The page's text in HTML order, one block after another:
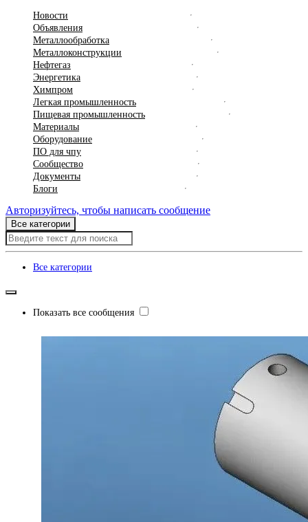
Новости
Объявления
Металлообработка
Металлоконструкции
Нефтегаз
Энергетика
Химпром
Легкая промышленность
Пищевая промышленность
Материалы
Оборудование
ПO для чпу
Сообщество
Документы
Блоги
Авторизуйтесь, чтобы написать сообщение
Все категории
Все категории
Показать все сообщения